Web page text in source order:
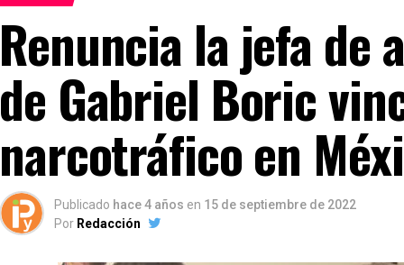
Renuncia la jefa de
de Gabriel Boric
narcotráfico en
Publicado hace 4 años en 15 de septiembre de 2022
Por Redacción